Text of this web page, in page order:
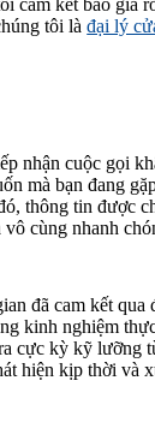
cam kết báo giá
tôi làđại lý
nhận cuộc gọi
mà bạn đang
thông tin được
cùng nhanh
đã cam kết qua
kinh nghiệm
cực kỳ kỹ lưỡng
hiện kịp thời và